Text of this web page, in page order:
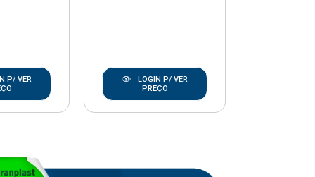
P/ VER
LOGIN P/ VER
PREÇO